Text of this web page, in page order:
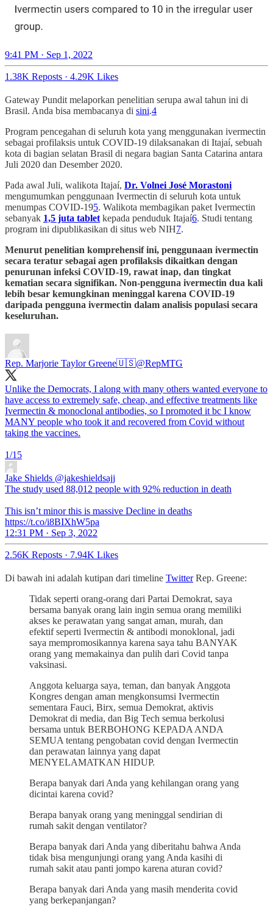
9:41 PM · Sep 1, 2022
1.38K Reposts · 4.29K Likes
Gateway Pundit melaporkan penelitian serupa awal tahun ini di
Brasil. Anda bisa membacanya di sini.4
Program pencegahan di seluruh kota yang menggunakan ivermectin
sebagai profilaksis untuk COVID-19 dilaksanakan di Itajaí, sebuah
kota di bagian selatan Brasil di negara bagian Santa Catarina antara
Juli 2020 dan Desember 2020.
Pada awal Juli, walikota Itajaí, Dr. Volnei José Morastoni
mengumumkan penggunaan Ivermectin di seluruh kota untuk
menumpas COVID-195. Walikota membagikan paket Ivermectin
sebanyak 1,5 juta tablet kepada penduduk Itajaí6. Studi tentang
program ini dipublikasikan di situs web NIH7.
Menurut penelitian komprehensif ini, penggunaan ivermectin
secara teratur sebagai agen profilaksis dikaitkan dengan
penurunan infeksi COVID-19, rawat inap, dan tingkat
kematian secara signifikan. Non-pengguna ivermectin dua kali
lebih besar kemungkinan meninggal karena COVID-19
daripada pengguna ivermectin dalam analisis populasi secara
keseluruhan.
Rep. Marjorie Taylor Greene🇺🇸@RepMTG
Unlike the Democrats, I along with many others wanted everyone to
have access to extremely safe, cheap, and effective treatments like
Ivermectin & monoclonal antibodies, so I promoted it bc I know
MANY people who took it and recovered from Covid without
taking the vaccines.
1/15
Jake Shields @jakeshieldsajj
The study used 88,012 people with 92% reduction in death
This isn’t minor this is massive Decline in deaths
https://t.co/i8BIXhW5pa
12:31 PM · Sep 3, 2022
2.56K Reposts · 7.94K Likes
Di bawah ini adalah kutipan dari timeline TwitterRep. Greene:
Tidak seperti orang-orang dari Partai Demokrat, saya
bersama banyak orang lain ingin semua orang memiliki
akses ke perawatan yang sangat aman, murah, dan
efektif seperti Ivermectin & antibodi monoklonal, jadi
saya mempromosikannya karena saya tahu BANYAK
orang yang memakainya dan pulih dari Covid tanpa
vaksinasi.
Anggota keluarga saya, teman, dan banyak Anggota
Kongres dengan aman mengkonsumsi Ivermectin
sementara Fauci, Birx, semua Demokrat, aktivis
Demokrat di media, dan Big Tech semua berkolusi
bersama untuk BERBOHONG KEPADA ANDA
SEMUA tentang pengobatan covid dengan Ivermectin
dan perawatan lainnya yang dapat
MENYELAMATKAN HIDUP.
Berapa banyak dari Anda yang kehilangan orang yang
dicintai karena covid?
Berapa banyak orang yang meninggal sendirian di
rumah sakit dengan ventilator?
Berapa banyak dari Anda yang diberitahu bahwa Anda
tidak bisa mengunjungi orang yang Anda kasihi di
rumah sakit atau panti jompo karena aturan covid?
Berapa banyak dari Anda yang masih menderita covid
yang berkepanjangan?